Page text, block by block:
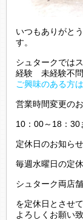
いつもありがと
す。
シュタークでは
経験 未経験不問
ご興味のある方
営業時間変更の
10：00～18：30
定休日のお知らせ
毎週水曜日の定
シュターク両店
を定休日とさせ
よろしくお願い